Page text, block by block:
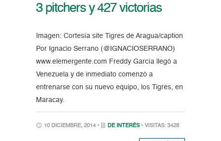
3 pitchers y 427 victorias
Imagen: Cortesía site Tigres de Aragua/caption
Por Ignacio Serrano (@IGNACIOSERRANO)
www.elemergente.com Freddy García llegó a
Venezuela y de inmediato comenzó a
entrenarse con su nuevo equipo, los Tigres, en
Maracay.
10 DICIEMBRE, 2014 • DE INTERÉS • VISITAS: 3428